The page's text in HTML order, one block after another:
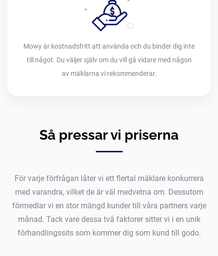
Mowy är kostnadsfritt att använda och du binder dig inte
till något. Du väljer själv om du vill gå vidare med någon
av mäklarna vi rekommenderar.
Så pressar vi priserna
För varje förfrågan låter vi ett flertal mäklare konkurrera
med varandra, vilket de är väl medvetna om. Dessutom
förmedlar vi en stor mängd kunder till våra partners varje
månad. Tack vare dessa två faktorer sitter vi i en unik
förhandlingssits som kommer dig som kund till godo.